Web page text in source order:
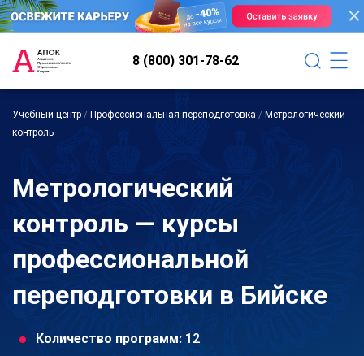
8 (800) 301-78-62
Учебный центр / Профессиональная переподготовка / Метрологический
контроль
Метрологический
контроль — курсы
профессиональной
переподготовки в Бийске
Количество программ: 12